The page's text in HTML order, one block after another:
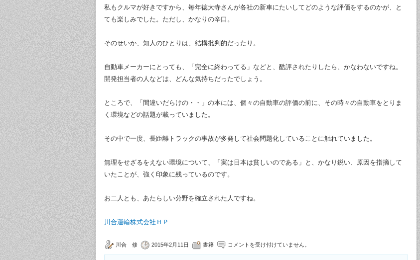
私もクルマが好きですから、毎年徳大寺さんが各社の新車にたいしてどのような評価をするのかが、と
ても楽しみでした。ただし、かなりの辛口。
そのせいか、知人のひとりは、結構批判的だったり。
自動車メーカーにとっても、「完全に終わってる」などと、酷評されたりしたら、かなわないですね。
開発担当者の人などは、どんな気持ちだったでしょう。
ところで、「間違いだらけの・・」の本には、個々の自動車の評価の前に、その時々の自動車をとりま
く環境などの話題が載っていました。
その中で一度、長距離トラックの事故が多発して社会問題化していることに触れていました。
無理をせざるをえない環境について、「実は日本は貧しいのである」と、かなり鋭い、原因を指摘して
いたことが、強く印象に残っているのです。
お二人とも、あたらしい分野を確立された人ですね。
川合運輸株式会社ＨＰ
川合 修 2015年2月11日 書籍 コメントを受け付けていません。